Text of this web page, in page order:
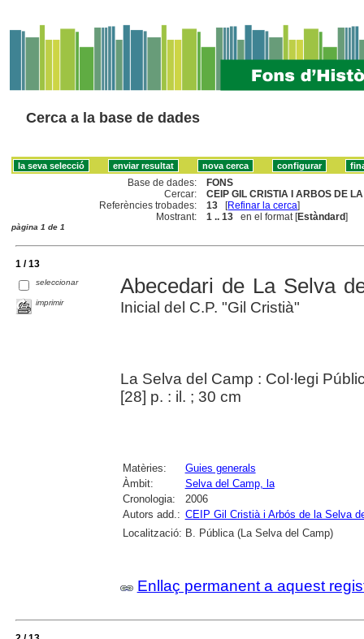
Cerca a la base de dades
Base de dades:
FONS
Cercar:
CEIP GIL CRISTIA I ARBOS DE
Referències trobades:
13 [Refinar la cerca]
Mostrant:
1 .. 13 en el format [Estàndard]
pàgina 1 de 1
1 / 13
seleccionar
imprimir
Abecedari de La Selva
Inicial del C.P. "Gil Cristià"
La Selva del Camp : Col·legi
[28] p. : il. ; 30 cm
Matèries:
Guies generals
Àmbit:
Selva del Camp, la
Cronologia:
2006
Autors add.: CEIP Gil Cristià i Arbós de la Selva
Localització: B. Pública (La Selva del Camp)
Enllaç permanent a aquest